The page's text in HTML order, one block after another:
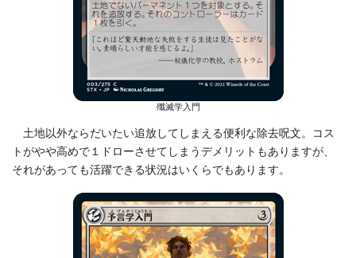
殲滅学入門
土地以外ならだいたい追放してしまえる便利な除去呪文。コス
トがやや高めで１ドローさせてしまうデメリットもありますが、
それがあっても活躍できる状況はいくらでもあります。